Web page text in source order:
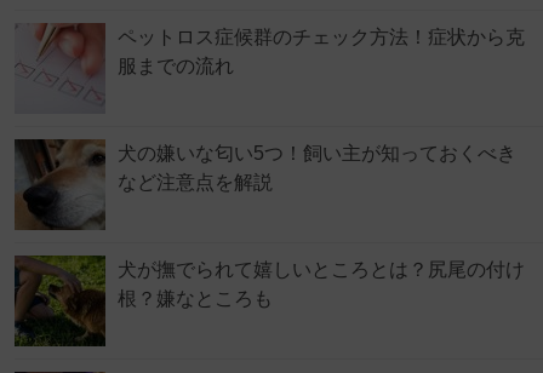
ペットロス症候群のチェック方法！症状から克
服までの流れ
犬の嫌いな匂い5つ！飼い主が知っておくべき
など注意点を解説
犬が撫でられて嬉しいところとは？尻尾の付け
根？嫌なところも